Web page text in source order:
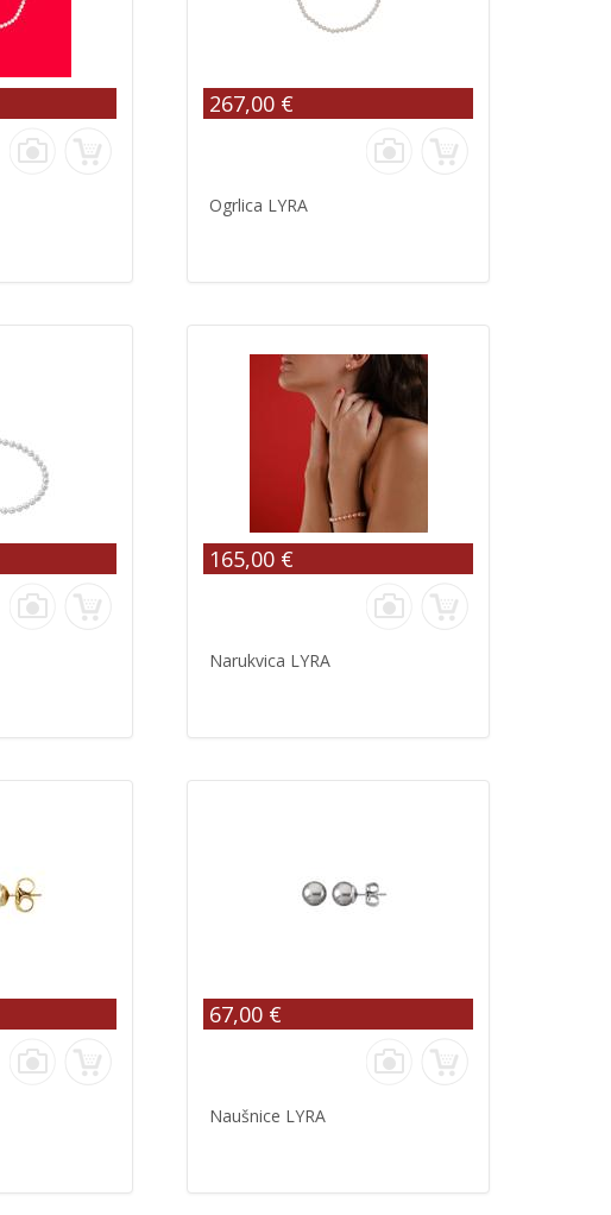
267,00 €
Ogrlica LYRA
165,00 €
Narukvica LYRA
67,00 €
Naušnice LYRA